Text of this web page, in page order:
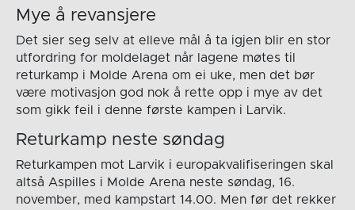
Mye å revansjere
Det sier seg selv at elleve mål å ta igjen blir en stor
utfordring for moldelaget når lagene møtes til
returkamp i Molde Arena om ei uke, men det bør
være motivasjon god nok å rette opp i mye av det
som gikk feil i denne første kampen i Larvik.
Returkamp neste søndag
Returkampen mot Larvik i europakvalifiseringen skal
altså Aspilles i Molde Arena neste søndag, 16.
november, med kampstart 14.00. Men før det rekker